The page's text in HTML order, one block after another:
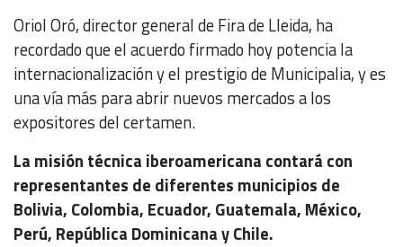
Oriol Oró, director general de Fira de Lleida, ha
recordado que el acuerdo firmado hoy potencia la
internacionalización y el prestigio de Municipalia, y es
una vía más para abrir nuevos mercados a los
expositores del certamen.
La misión técnica iberoamericana contará con
representantes de diferentes municipios de
Bolivia, Colombia, Ecuador, Guatemala, México,
Perú, República Dominicana y Chile.